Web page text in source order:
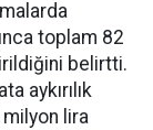
toplam 82
belirtti.
aykırılık
lira